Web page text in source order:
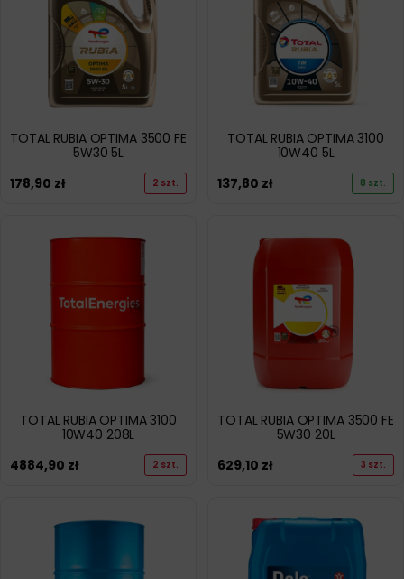
TOTAL RUBIA OPTIMA 3500 FE
5W30 5L
178,90 zł 2 szt.
TOTAL RUBIA OPTIMA 3100
10W40 5L
137,80 zł 8 szt.
TOTAL RUBIA OPTIMA 3100
10W40 208L
4884,90 zł 2 szt.
TOTAL RUBIA OPTIMA 3500 FE
5W30 20L
629,10 zł 3 szt.